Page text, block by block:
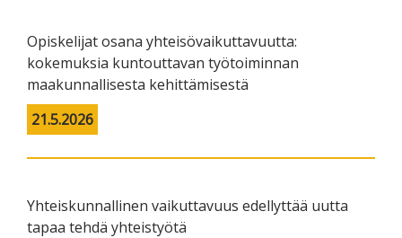
Opiskelijat osana yhteisövaikuttavuutta:
kokemuksia kuntouttavan työtoiminnan
maakunnallisesta kehittämisestä
21.5.2026
Yhteiskunnallinen vaikuttavuus edellyttää uutta
tapaa tehdä yhteistyötä